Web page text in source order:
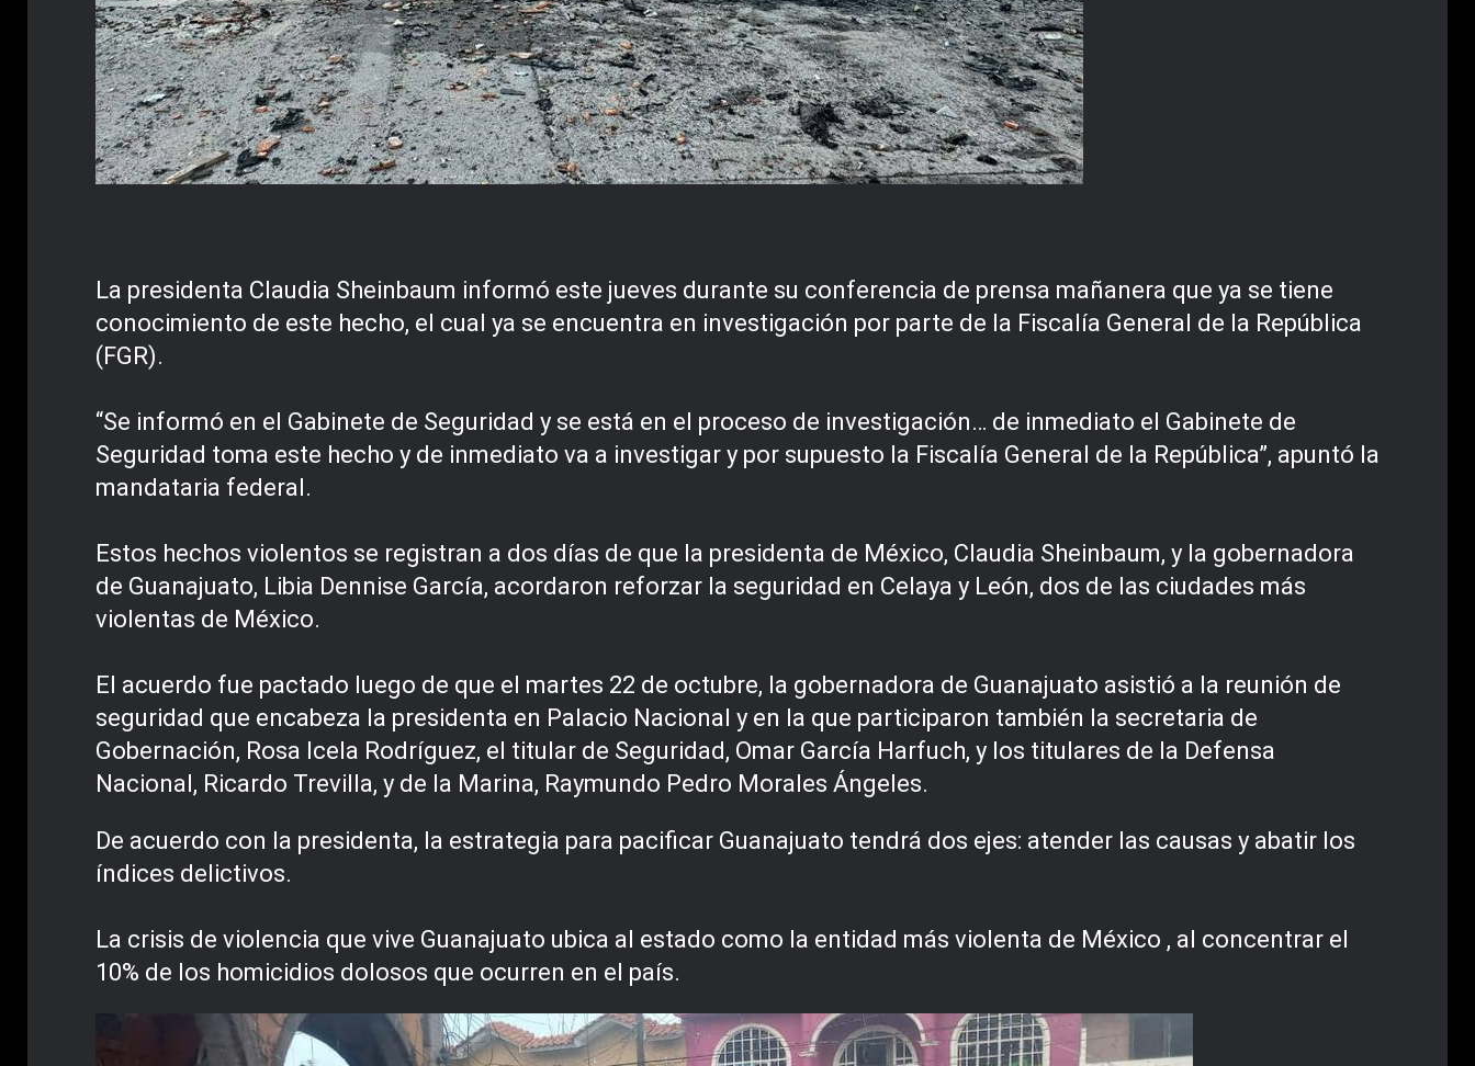
La presidenta Claudia Sheinbaum informó este jueves durante su conferencia de prensa mañanera que ya se tiene
conocimiento de este hecho, el cual ya se encuentra en investigación por parte de la Fiscalía General de la República
(FGR).
“Se informó en el Gabinete de Seguridad y se está en el proceso de investigación… de inmediato el Gabinete de
Seguridad toma este hecho y de inmediato va a investigar y por supuesto la Fiscalía General de la República”, apuntó la
mandataria federal.
Estos hechos violentos se registran a dos días de que la presidenta de México, Claudia Sheinbaum, y la gobernadora
de Guanajuato, Libia Dennise García, acordaron reforzar la seguridad en Celaya y León, dos de las ciudades más
violentas de México.
El acuerdo fue pactado luego de que el martes 22 de octubre, la gobernadora de Guanajuato asistió a la reunión de
seguridad que encabeza la presidenta en Palacio Nacional y en la que participaron también la secretaria de
Gobernación, Rosa Icela Rodríguez, el titular de Seguridad, Omar García Harfuch, y los titulares de la Defensa
Nacional, Ricardo Trevilla, y de la Marina, Raymundo Pedro Morales Ángeles.
De acuerdo con la presidenta, la estrategia para pacificar Guanajuato tendrá dos ejes: atender las causas y abatir los
índices delictivos.
La crisis de violencia que vive Guanajuato ubica al estado como la entidad más violenta de México , al concentrar el
10% de los homicidios dolosos que ocurren en el país.